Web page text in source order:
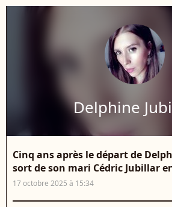
Delphine
Cinq ans après le départ de
sort de son mari Cédric Jubillar
17 octobre 2025 à 15:34